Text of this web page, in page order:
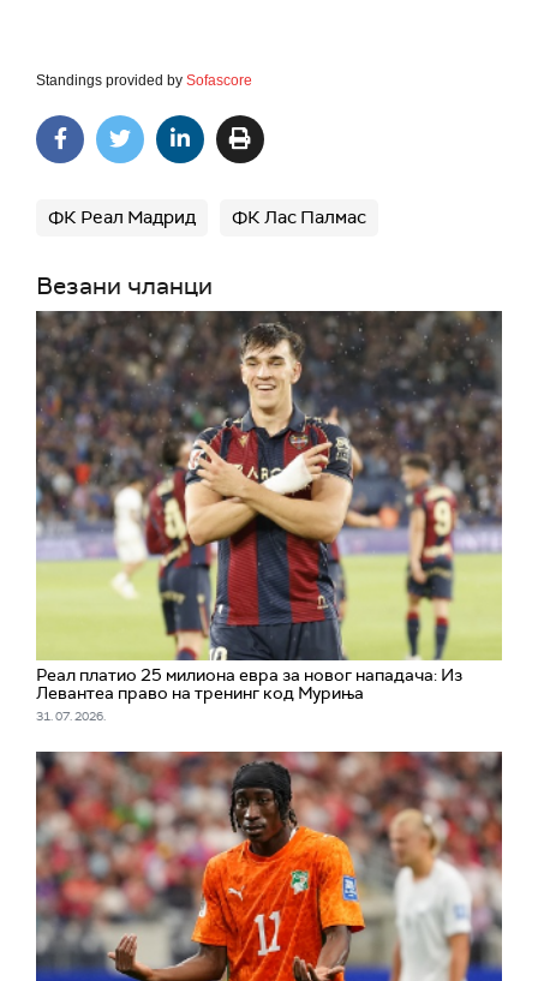
Standings provided by Sofascore
ФК Реал Мадрид ФК Лас Палмас
Везани чланци
Реал платио 25 милиона евра за новог нападача: Из
Левантеа право на тренинг код Муриња
31. 07. 2026.